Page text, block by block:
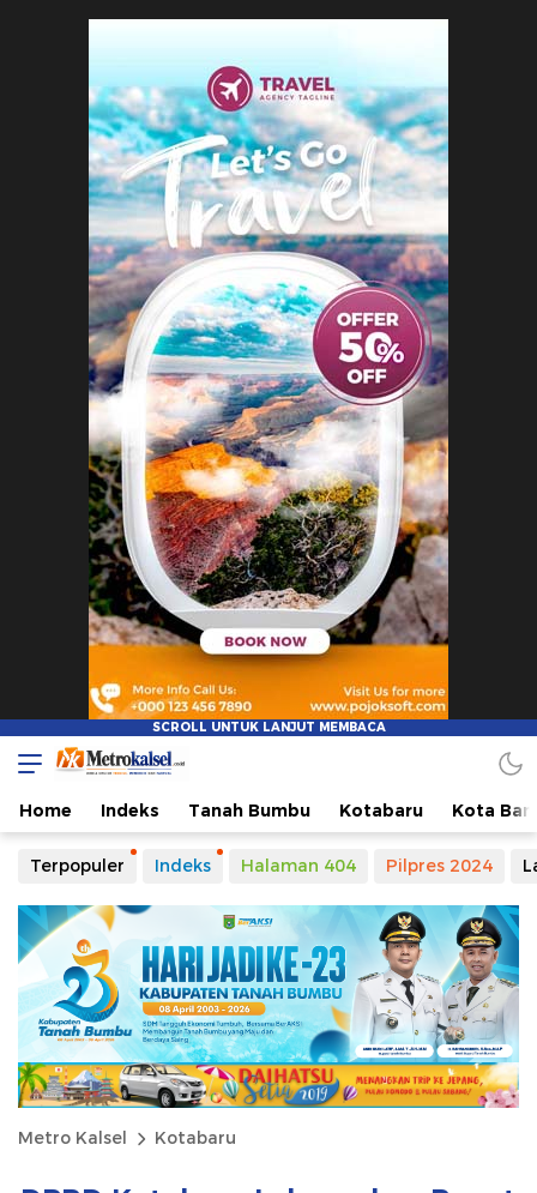
Home Indeks Tanah Bumbu Kotabaru Kota
Terpopuler Indeks Halaman 404 Pilpres 2024
Metro Kalsel Kotabaru